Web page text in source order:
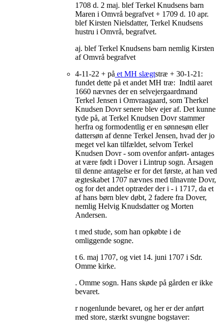
1708 d. 2 maj. blef Terkel Knudsens barn
Maren i Omvrå begrafvet + 1709 d. 10 apr.
blef Kirsten Nielsdatter, Terkel Knudsens
hustru i Omvrå, begrafvet.
aj. blef Terkel Knudsens barn nemlig Kirsten
af Omvrå begrafvet
4-11-22 + på et MH slægtstræ + 30-1-21:
fundet dette på et andet MH træ: Indtil aaret
1660 nævnes der en selvejergaardmand
Terkel Jensen i Omvraagaard, som Therkel
Knudsen Dovr senere blev ejer af. Det kunne
tyde på, at Terkel Knudsen Dovr stammer
herfra og formodentlig er en sønnesøn eller
dattersøn af denne Terkel Jensen, hvad der jo
meget vel kan tilfældet, selvom Terkel
Knudsen Dovr - som ovenfor anført- antages
at være født i Dover i Lintrup sogn. Årsagen
til denne antagelse er for det første, at han ved
ægteskabet 1707 nævnes med tilnavnte Dovr,
og for det andet optræder der i - i 1717, da et
af hans børn blev døbt, 2 fadere fra Dover,
nemlig Helvig Knudsdatter og Morten
Andersen.
t med stude, som han opkøbte i de
omliggende sogne.
t 6. maj 1707, og viet 14. juni 1707 i Sdr.
Omme kirke.
. Omme sogn. Hans skøde på gården er ikke
bevaret.
r nogenlunde bevaret, og her er der anført
med store, stærkt svungne bogstaver: